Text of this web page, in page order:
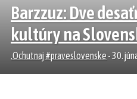
Barzzuz: Dve
kultúry na
.Ochutnaj #praveslovenske-30.